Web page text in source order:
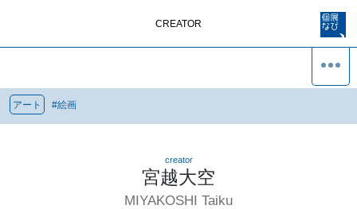
CREATOR
アート #絵画
creator
宮越大空
MIYAKOSHI Taiku